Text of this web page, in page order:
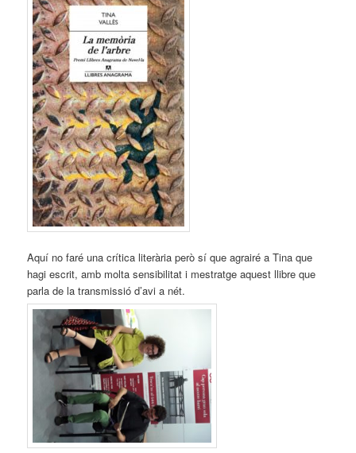
Aquí no faré una crítica literària però sí que agrairé a Tina que
hagi escrit, amb molta sensibilitat i mestratge aquest llibre que
parla de la transmissió d’avi a nét.